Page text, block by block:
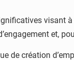
visant à
et,
de création